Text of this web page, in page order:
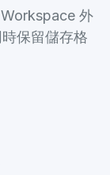
外
保留儲存格